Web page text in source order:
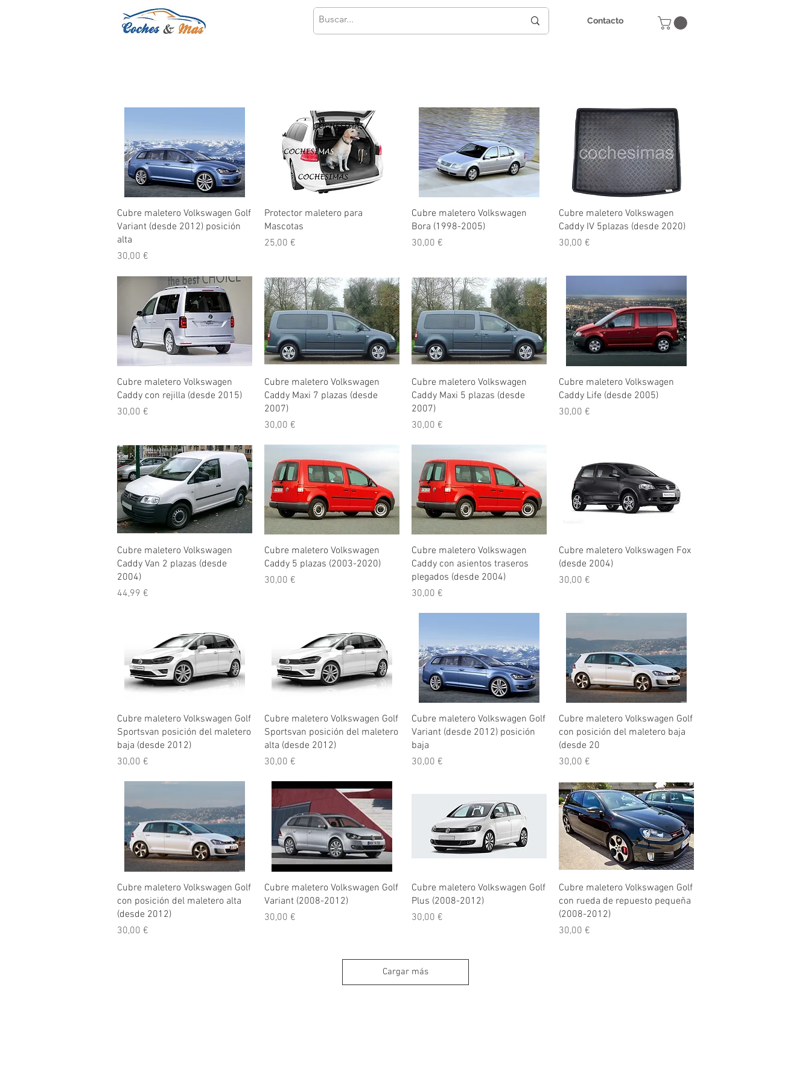
Contacto
Vista rápida
Cubre maletero Volkswagen Golf
Variant (desde 2012) posición
alta
Precio
30,00 €
Vista rápida
Protector maletero para
Mascotas
Precio
25,00 €
Vista rápida
Cubre maletero Volkswagen
Bora (1998-2005)
Precio
30,00 €
Vista rápida
Cubre maletero Volkswagen
Caddy IV 5plazas (desde 2020)
Precio
30,00 €
Vista rápida
Cubre maletero Volkswagen
Caddy con rejilla (desde 2015)
Precio
30,00 €
Vista rápida
Cubre maletero Volkswagen
Caddy Maxi 7 plazas (desde
2007)
Precio
30,00 €
Vista rápida
Cubre maletero Volkswagen
Caddy Maxi 5 plazas (desde
2007)
Precio
30,00 €
Vista rápida
Cubre maletero Volkswagen
Caddy Life (desde 2005)
Precio
30,00 €
Vista rápida
Cubre maletero Volkswagen
Caddy Van 2 plazas (desde
2004)
Precio
44,99 €
Vista rápida
Cubre maletero Volkswagen
Caddy 5 plazas (2003-2020)
Precio
30,00 €
Vista rápida
Cubre maletero Volkswagen
Caddy con asientos traseros
plegados (desde 2004)
Precio
30,00 €
Vista rápida
Cubre maletero Volkswagen Fox
(desde 2004)
Precio
30,00 €
Vista rápida
Cubre maletero Volkswagen Golf
Sportsvan posición del maletero
baja (desde 2012)
Precio
30,00 €
Vista rápida
Cubre maletero Volkswagen Golf
Sportsvan posición del maletero
alta (desde 2012)
Precio
30,00 €
Vista rápida
Cubre maletero Volkswagen Golf
Variant (desde 2012) posición
baja
Precio
30,00 €
Vista rápida
Cubre maletero Volkswagen Golf
con posición del maletero baja
(desde 20
Precio
30,00 €
Vista rápida
Cubre maletero Volkswagen Golf
con posición del maletero alta
(desde 2012)
Precio
30,00 €
Vista rápida
Cubre maletero Volkswagen Golf
Variant (2008-2012)
Precio
30,00 €
Vista rápida
Cubre maletero Volkswagen Golf
Plus (2008-2012)
Precio
30,00 €
Vista rápida
Cubre maletero Volkswagen Golf
con rueda de repuesto pequeña
(2008-2012)
Precio
30,00 €
Cargar más